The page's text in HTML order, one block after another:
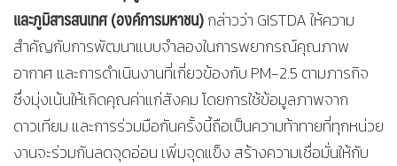
และภูมิสารสนเทศ (องค์การมหาชน)กล่าวว่า GISTDA ให้ความ
สำคัญกับการพัฒนาแบบจำลองในการพยากรณ์คุณภาพ
อากาศ และการดำเนินงานที่เกี่ยวข้องกับ PM-2.5 ตามภารกิจ
ซึ่งมุ่งเน้นให้เกิดคุณค่าแก่สังคม โดยการใช้ข้อมูลภาพจาก
ดาวเทียม และการร่วมมือกันครั้งนี้ถือเป็นความท้าทายที่ทุกหน่วย
งานจะร่วมกันลดจุดอ่อน เพิ่มจุดแข็ง สร้างความเชื่อมั่นให้กับ